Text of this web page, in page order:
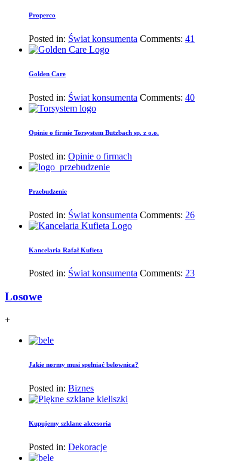
Properco
Posted in: Świat konsumenta Comments: 41
Golden Care
Posted in: Świat konsumenta Comments: 40
Opinie o firmie Torsystem Butzbach sp. z o.o.
Posted in: Opinie o firmach
Przebudzenie
Posted in: Świat konsumenta Comments: 26
Kancelaria Rafał Kufieta
Posted in: Świat konsumenta Comments: 23
Losowe
+
Jakie normy musi spełniać belownica?
Posted in: Biznes
Kupujemy szklane akcesoria
Posted in: Dekoracje